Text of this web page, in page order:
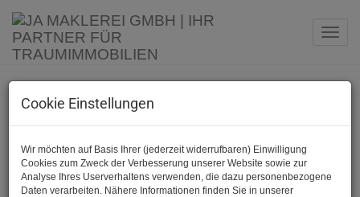
Unsere aktuellen
Projekte
Cookie Einstellungen
Wir möchten auf Basis Ihrer (jederzeit widerrufbaren) Einwilligung
Cookies zum Zweck der Verbesserung unserer Website sowie zur
Analyse Ihres Userverhaltens verwenden, die dazu personenbezogene
Daten verarbeiten. Nähere Informationen finden Sie in unserer